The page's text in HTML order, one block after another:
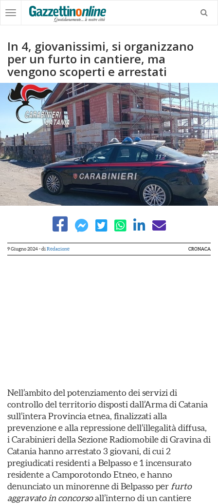
In 4, giovanissimi, si organizzano
per un furto in cantiere, ma
vengono scoperti e arrestati
9 Giugno 2024- di Redazione CRONACA
Nell’ambito del potenziamento dei servizi di
controllo del territorio disposti dall’Arma di Catania
sull’intera Provincia etnea, finalizzati alla
prevenzione e alla repressione dell’illegalità diffusa,
i Carabinieri della Sezione Radiomobile di Gravina di
Catania hanno arrestato 3 giovani, di cui 2
pregiudicati residenti a Belpasso e 1 incensurato
residente a Camporotondo Etneo, e hanno
denunciato un minorenne di Belpasso per furto
aggravato in concorsoall’interno di un cantiere